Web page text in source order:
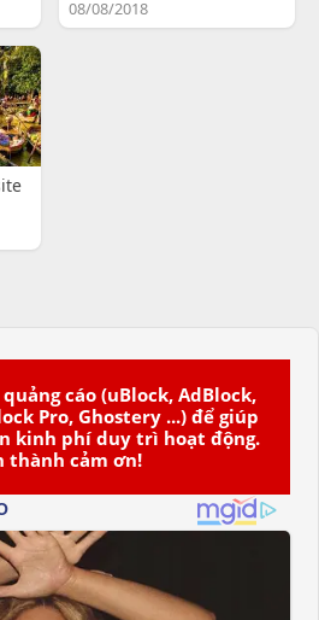
cáo (uBlock, AdBlock,
Pro, Ghostery ...) để giúp
kinh phí duy trì hoạt động.
thành cảm ơn!
08/08/2018